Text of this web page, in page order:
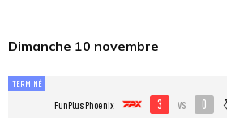
Dimanche 10 novembre
TERMINÉ
FunPlus Phoenix 3 vs 0